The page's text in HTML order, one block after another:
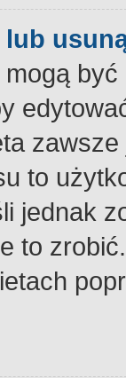
to
jednak
to